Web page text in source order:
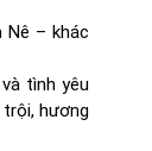
Nê – khác
tình yêu
hương